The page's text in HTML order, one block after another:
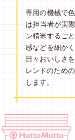
専用の機械で
は担当者が実
ン精米するご
感などを細か
日々おいしさ
レンドのため
します。